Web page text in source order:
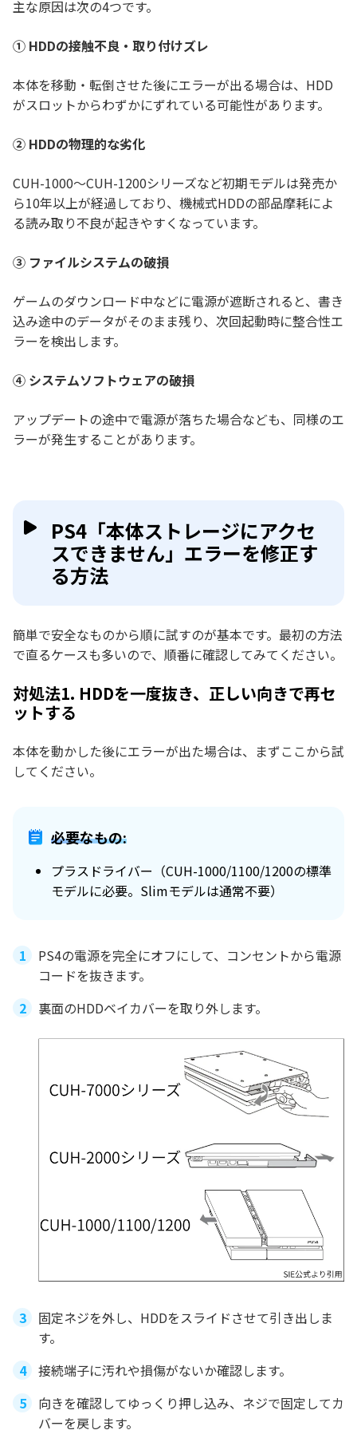
主な原因は次の4つです。
① HDDの接触不良・取り付けズレ
本体を移動・転倒させた後にエラーが出る場合は、HDD
がスロットからわずかにずれている可能性があります。
② HDDの物理的な劣化
CUH-1000〜CUH-1200シリーズなど初期モデルは発売か
ら10年以上が経過しており、機械式HDDの部品摩耗によ
る読み取り不良が起きやすくなっています。
③ ファイルシステムの破損
ゲームのダウンロード中などに電源が遮断されると、書き
込み途中のデータがそのまま残り、次回起動時に整合性エ
ラーを検出します。
④ システムソフトウェアの破損
アップデートの途中で電源が落ちた場合なども、同様のエ
ラーが発生することがあります。
PS4「本体ストレージにアクセ
スできません」エラーを修正す
る方法
簡単で安全なものから順に試すのが基本です。最初の方法
で直るケースも多いので、順番に確認してみてください。
対処法1. HDDを一度抜き、正しい向きで再セ
ットする
本体を動かした後にエラーが出た場合は、まずここから試
してください。
必要なもの:
プラスドライバー（CUH-1000/1100/1200の標準
モデルに必要。Slimモデルは通常不要）
PS4の電源を完全にオフにして、コンセントから電源
コードを抜きます。
裏面のHDDベイカバーを取り外します。
固定ネジを外し、HDDをスライドさせて引き出しま
す。
接続端子に汚れや損傷がないか確認します。
向きを確認してゆっくり押し込み、ネジで固定してカ
バーを戻します。